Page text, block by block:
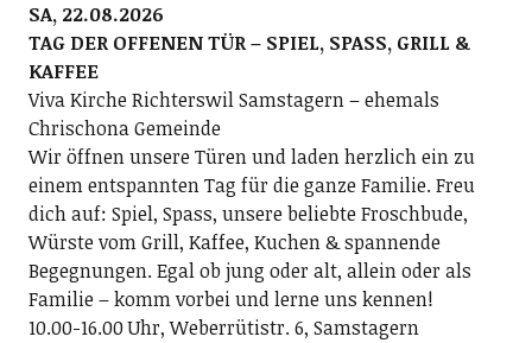
SA, 22.08.2026
TAG DER OFFENEN TÜR – SPIEL, SPASS, GRILL &
KAFFEE
Viva Kirche Richterswil Samstagern – ehemals
Chrischona Gemeinde
Wir öffnen unsere Türen und laden herzlich ein zu
einem entspannten Tag für die ganze Familie. Freu
dich auf: Spiel, Spass, unsere beliebte Froschbude,
Würste vom Grill, Kaffee, Kuchen & spannende
Begegnungen. Egal ob jung oder alt, allein oder als
Familie – komm vorbei und lerne uns kennen!
10.00-16.00 Uhr, Weberrütistr. 6, Samstagern